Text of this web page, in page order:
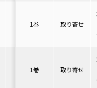
40mm以上
40mm以上
1巻 取り寄せ
1巻 取り寄せ